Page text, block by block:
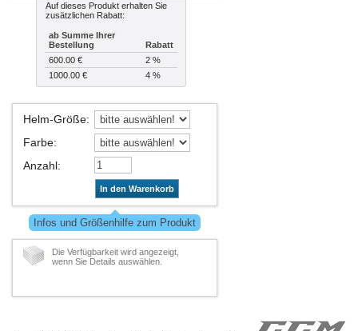
Auf dieses Produkt erhalten Sie
zusätzlichen Rabatt:
ab Summe Ihrer
Bestellung
Rabatt
600.00 €
2 %
1000.00 €
4 %
Helm-Größe:
Farbe:
Anzahl:
In den Warenkorb
Infos und Größenhilfe zum Produkt
Die Verfügbarkeit wird angezeigt,
wenn Sie Details auswählen.